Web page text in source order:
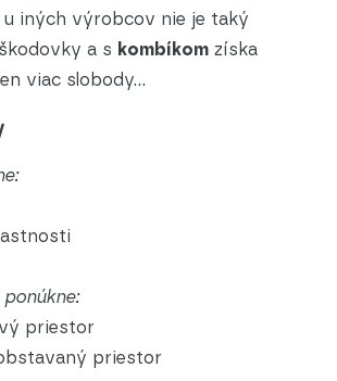
u iných výrobcov nie je taký
a s kombíkom získa
viac slobody...
priestor
priestor